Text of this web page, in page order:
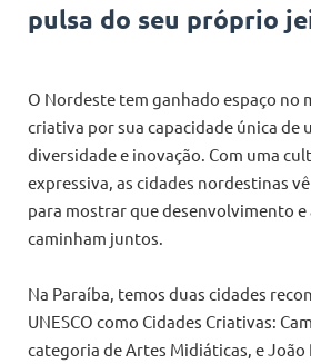
pulsa do seu próprio
O Nordeste tem ganhado espaço no
criativa por sua capacidade única de
diversidade e inovação. Com uma
expressiva, as cidades nordestinas
para mostrar que desenvolvimento
caminham juntos.
Na Paraíba, temos duas cidades
UNESCO como Cidades Criativas:
categoria de Artes Midiáticas, e João